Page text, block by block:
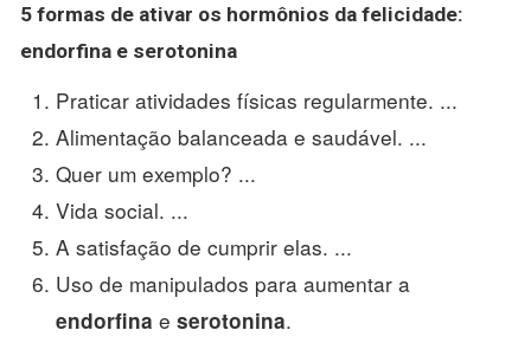
5 formas de ativar os hormônios da felicidade:
endorfina e serotonina
Praticar atividades físicas regularmente. ...
Alimentação balanceada e saudável. ...
Quer um exemplo? ...
Vida social. ...
A satisfação de cumprir elas. ...
Uso de manipulados para aumentar a
endorfina e serotonina.